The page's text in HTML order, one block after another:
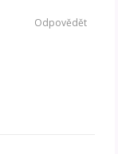
Odpovědět